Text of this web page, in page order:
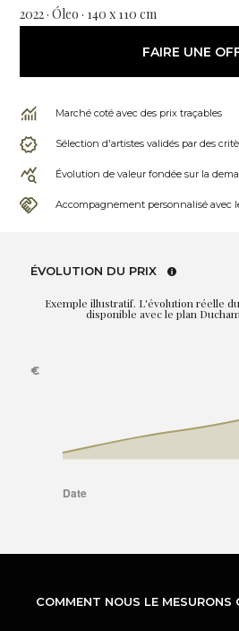
2022 · Óleo · 140 x 110 cm
FAIRE UNE
Marché coté avec des prix traçables
Sélection d'artistes validés par des
Évolution de valeur fondée sur la
Accompagnement personnalisé avec
ÉVOLUTION DU PRIX
Exemple illustratif. L'évolution réelle
disponible avec le plan
COMMENT NOUS LE MESURONS